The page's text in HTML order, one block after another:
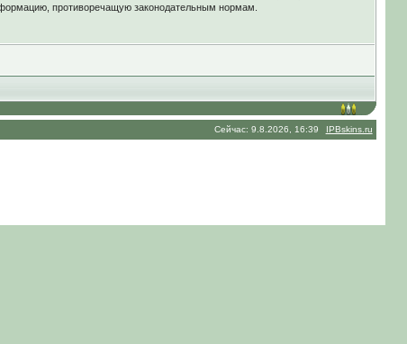
противоречащую законодательным нормам.
Сейчас: 9.8.2026, 16:39 IPBskins.ru